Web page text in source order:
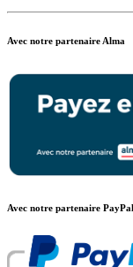
Avec notre partenaire Alma
Avec notre partenaire PayPal